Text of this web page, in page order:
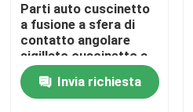
Controllo della qualità
Contattaci
Parti auto cuscinetto
a fusione a sfera di
contatto angolare
sigillato cuscinetto a
sfera 70, 72, 718, 719
per macchine utensili
Sp
Invia richiesta